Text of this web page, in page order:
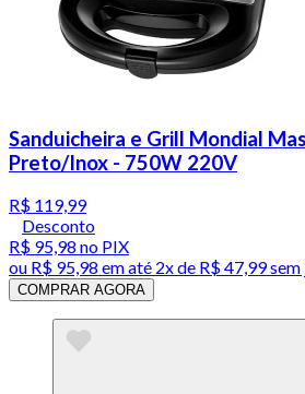
Sanduicheira e Grill Mondial
Preto/Inox - 750W 220V
R$ 119,99
Desconto
R$ 95,98 no PIX
ou R$ 95,98 em até 2x de R$ 47,99 sem
COMPRAR AGORA